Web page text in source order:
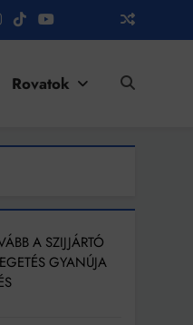
Rovatok
A SZIJJÁRTÓ
GYANÚJA